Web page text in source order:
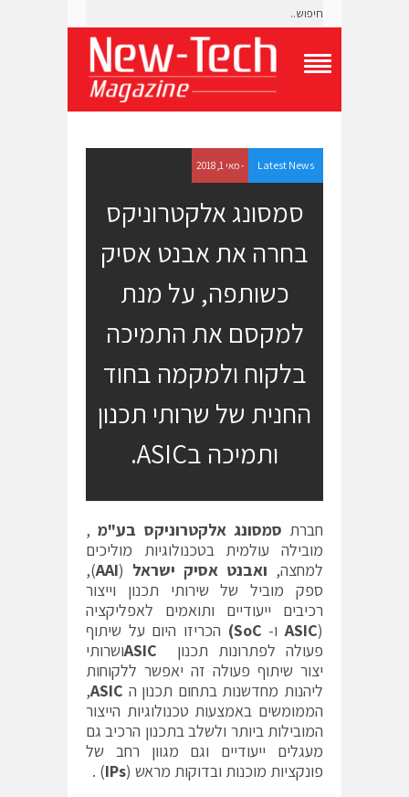
g
l
e
N
Latest News - מאי 1, 2018
סמסונג אלקטרוניקס
בחרה את אבנט אסיק
כשותפה, על מנת
למקסם את התמיכה
בלקוח ולמקמה בחוד
החנית של שרותי תכנון
ותמיכה בASIC.
חברת סמסונג אלקטרוניקס בע"מ ,
מובילה עולמית בטכנולוגיות מוליכים
למחצה, ואבנט אסיק ישראל (
AAI
),
ספק מוביל של שירותי תכנון וייצור
רכיבים ייעודיים ותואמים לאפליקציה
(
ASICו- SoC)
הכריזו היום על שיתוף
פעולה לפתרונות תכנון
ושרותי
יצור שיתוף פעולה זה יאפשר ללקוחות
ליהנות מחדשנות בתחום תכנון ה ASIC
,
הממומשים באמצעות טכנולוגיות הייצור
המובילות ביותר ולשלב בתכנון הרכיב גם
מעגלים ייעודיים וגם מגוון רחב של
פונקציות מוכנות ובדוקות מראש (IPs
) .